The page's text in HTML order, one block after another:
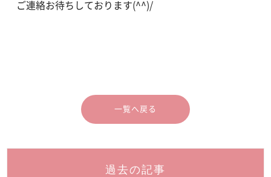
ご連絡お待ちしております(^^)/
一覧へ戻る
過去の記事